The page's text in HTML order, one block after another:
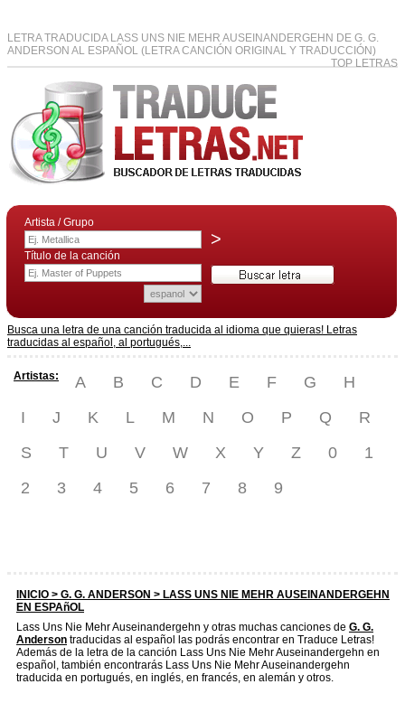
LETRA TRADUCIDA LASS UNS NIE MEHR AUSEINANDERGEHN DE G. G.
ANDERSON AL ESPAÑOL (LETRA CANCIÓN ORIGINAL Y TRADUCCIÓN)
TOP LETRAS
Artista / Grupo
>
Título de la canción
Busca una letra de una canción traducida al idioma que quieras! Letras
traducidas al español, al portugués,...
Artistas: A B C D E F G
H
I
J K L M N O P Q
R
S
T U V W X Y Z 0
1
2
3 4 5 6 7 8 9
INICIO > G. G. ANDERSON > LASS UNS NIE MEHR AUSEINANDERGEHN
EN ESPAñOL
Lass Uns Nie Mehr Auseinandergehn y otras muchas canciones de G. G.
Anderson traducidas al español las podrás encontrar en Traduce Letras!
Además de la letra de la canción Lass Uns Nie Mehr Auseinandergehn en
español, también encontrarás Lass Uns Nie Mehr Auseinandergehn
traducida en portugués, en inglés, en francés, en alemán y otros.